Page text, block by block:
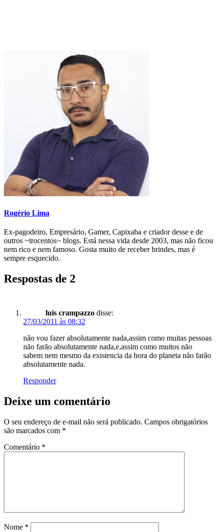
Rogério Lima
Ex-pagodeiro, Empresário, Gamer, Capixaba e criador desse e de
outros ~trocentos~ blogs. Está nessa vida desde 2003, mas não ficou
nem rico e nem famoso. Gosta muito de receber brindes, mas é
sempre esquecido.
Respostas de 2
luis crampazzo disse:
27/03/2011 às 08:32
não vou fazer absolutamente nada,assim como muitas pessoas
não farão absolutamente nada,e,assim como muitos não
sabem nem mesmo da existencia da hora do planeta não farão
absolutamente nada.
Responder
Deixe um comentário
O seu endereço de e-mail não será publicado. Campos obrigatórios
são marcados com *
Comentário *
Nome *